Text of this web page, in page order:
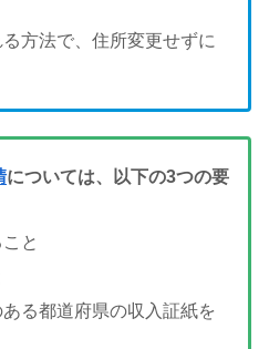
る方法で、住所変更せずに
については、以下の3つの要
と
る都道府県の収入証紙を